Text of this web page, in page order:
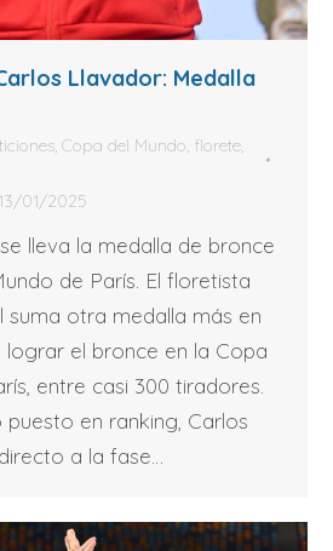
Llavador: Medalla
, Copa del Mundo, florete,
13/01/2025
lleva la medalla de bronce
de París. El floretista
suma otra medalla más en
lograr el bronce en la Copa
entre casi 300 tiradores.
puesto en ranking, Carlos
a la fase…